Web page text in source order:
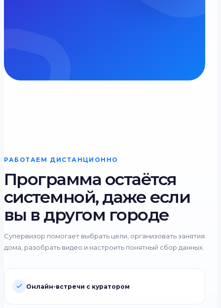
РАБОТАЕМ ДИСТАНЦИОННО
Программа остаётся
системной, даже если
вы в другом городе
Супервизор помогает выбрать цели, организовать занятия
дома, разобрать видео и настроить понятный сбор данных.
Онлайн-встречи с куратором